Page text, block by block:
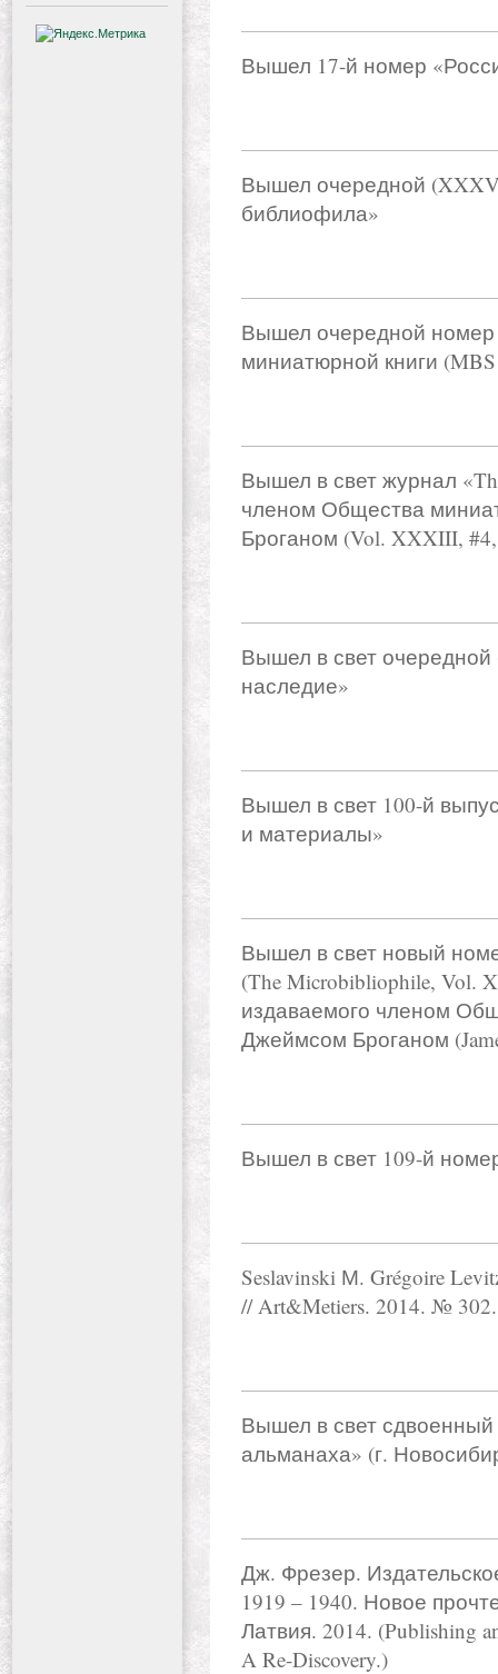
Вышел 17-й номер
Вышел очередной
библиофила»
Вышел очередной номер
миниатюрной книги (MBS
Вышел в свет журнал
членом Общества
Броганом (Vol. XXXIII, #4,
Вышел в свет
наследие»
Вышел в свет 100-й
и материалы»
Вышел в свет новый
(The Microbibliophile, Vol.
издаваемого членом
Джеймсом Броганом
Вышел в свет 109-й
Seslavinski М. Grégoire
// Art&Metiers. 2014. № 302.
Вышел в свет
альманаха» (г.
Дж. Фрезер.
1919 – 1940. Новое
Латвия. 2014. (Publishing
A Re-Discovery.)